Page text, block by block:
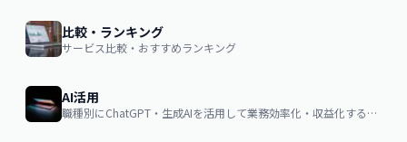
比較・ランキング
サービス比較・おすすめランキング
AI活用
職種別にChatGPT・生成AIを活用して業務効率化・収益化するノウハウ